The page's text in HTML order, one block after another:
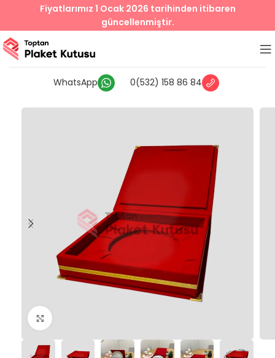
WhatsApp 0(532) 158 86 84
Fiyatlarımız 1 Ocak 2026 tarihinden itibaren
güncellenmiştir.